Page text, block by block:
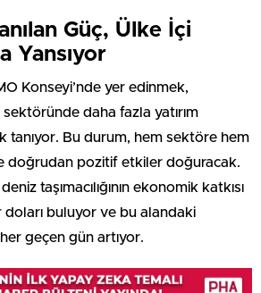
Güç, Ülke İçi
Yansıyor
Konseyi’nde yer edinmek,
sektöründe daha fazla yatırım
tanıyor. Bu durum, hem sektöre hem
doğrudan pozitif etkiler doğuracak.
taşımacılığının ekonomik katkısı
buluyor ve bu alandaki
geçen gün artıyor.